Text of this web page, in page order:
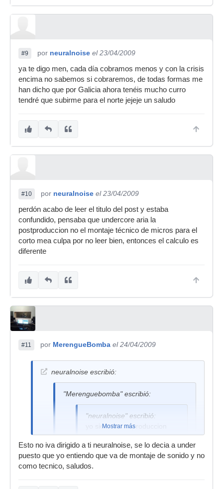
#9 por neuralnoise el 23/04/2009
ya te digo men, cada día cobramos menos y con la crisis
encima no sabemos si cobraremos, de todas formas me
han dicho que por Galicia ahora tenéis mucho curro
tendré que subirme para el norte jejeje un saludo
#10 por neuralnoise el 23/04/2009
perdón acabo de leer el titulo del post y estaba
confundido, pensaba que undercore aria la
postproduccion no el montaje técnico de micros para el
corto mea culpa por no leer bien, entonces el calculo es
diferente
#11 por MerengueBomba el 24/04/2009
neuralnoise escribió:
"Merenguebomba" escribió:
"neuralnoise" escribió:
yo siendo una produccion
pequeña y tal cobraria
depndiendo de la cantidad de
horas de trabajo, por ejemplo
si son 4 horas de curro, 100
Mostrar más
Esto no iva dirigido a ti neuralnoise, se lo decia a under
puesto que yo entiendo que va de montaje de sonido y no
como tecnico, saludos.